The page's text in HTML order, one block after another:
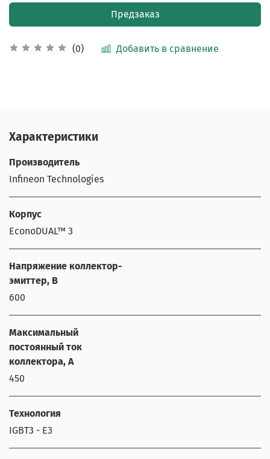
(0) Добавить в сравнение
Предзаказ
Характеристики
Производитель
Infineon Technologies
Корпус
EconoDUAL™ 3
Напряжение коллектор-
эмиттер, В
600
Максимальный
постоянный ток
коллектора, А
450
Технология
IGBT3 - E3